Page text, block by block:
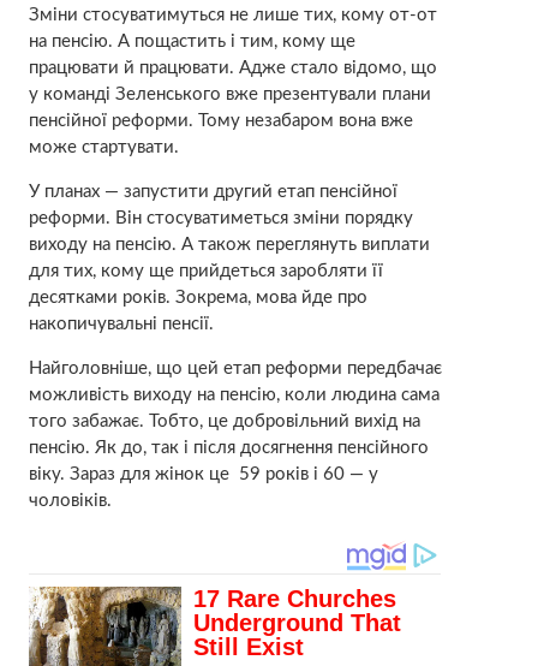
Зміни стосуватимуться не лише тих, кому от-от
на пенсію. А пощастить і тим, кому ще
працювати й працювати. Адже стало відомо, що
у команді Зеленського вже презентували плани
пенсійної реформи. Тому незабаром вона вже
може стартувати.
У планах — запустити другий етап пенсійної
реформи. Він стосуватиметься зміни порядку
виходу на пенсію. А також переглянуть виплати
для тих, кому ще прийдеться заробляти її
десятками років. Зокрема, мова йде про
накопичувальні пенсії.
Найголовніше, що цей етап реформи передбачає
можливість виходу на пенсію, коли людина сама
того забажає. Тобто, це добровільний вихід на
пенсію. Як до, так і після досягнення пенсійного
віку. Зараз для жінок це 59 років і 60 — у
чоловіків.